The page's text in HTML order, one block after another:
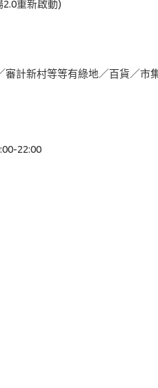
重新啟動)
計新村等等有綠地／百貨／市
22:00